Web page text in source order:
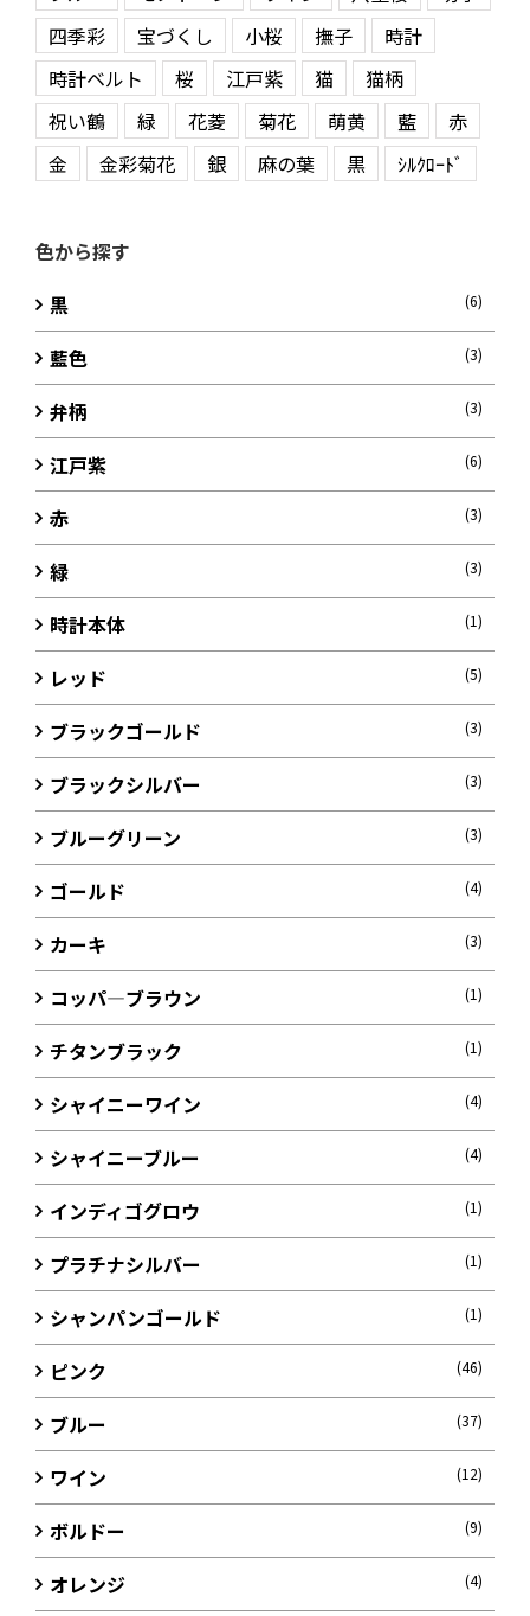
四季彩
宝づくし 小桜 撫子
時計
時計ベルト
桜 江戸紫 猫
猫柄
祝い鶴
緑 花菱 菊花 萌黄 藍
赤
金
金彩菊花 銀 麻の葉 黒 ｼﾙｸﾛｰﾄﾞ
色から探す
黒
(6)
藍色 (3)
弁柄 (3)
江戸紫 (6)
赤 (3)
緑 (3)
時計本体 (1)
レッド (5)
ブラックゴールド (3)
ブラックシルバー (3)
ブルーグリーン (3)
ゴールド (4)
カーキ (3)
コッパ―ブラウン (1)
チタンブラック (1)
シャイニーワイン (4)
シャイニーブルー (4)
インディゴグロウ (1)
プラチナシルバー (1)
シャンパンゴールド (1)
ピンク (46)
ブルー (37)
ワイン (12)
ボルドー (9)
オレンジ (4)